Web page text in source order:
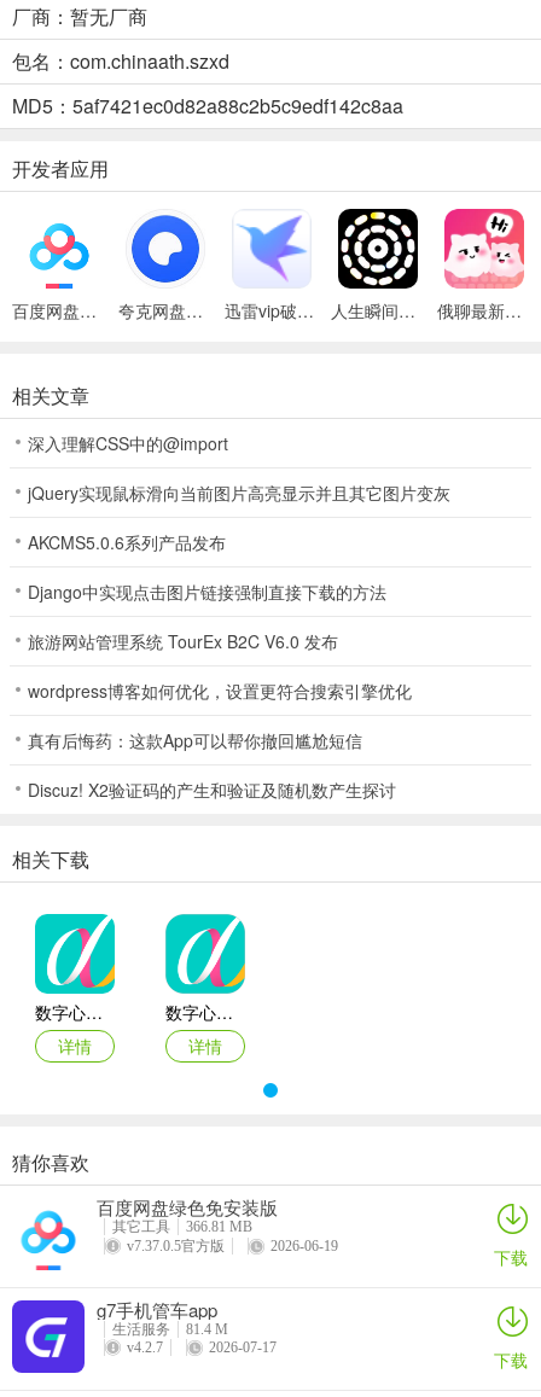
2. **运动轨迹明**：可记录日常运动轨迹，清晰了解每日运动范围，直
观呈现运动历程。
3. **训练计划优**：分享专业运动员训练心得，还能定制专属计划，助
4. **跑团社交好**：能加入跑团和俱乐部，结交更多跑友，一起约跑参
赛，增添运动乐趣。
1、能记录运动轨迹，跑步时自动留存路径，清晰展现每日运动范围，
己的跑步速度情况。
3、可缩放轨迹地图大小，借助缩放功能，快速查看运动轨迹详情，全
面掌握运动路径。
4、能通过起始工具切换查看起始地点信息，看轨迹时点击起始，即可
了解相应位置。
5、能在图表模式中查看统计数据内容，点击图表栏目，查看运动数据
统计趋势图。
厂商：暂无厂商
包名：com.chinaath.szxd
MD5：5af7421ec0d82a88c2b5c9edf142c8aa
开发者应用
百度网盘绿色免安装Pc电脑版 夸克网盘官方正式版 迅雷vip破解版永久会员2024版 人生瞬间最新手机版 俄聊最新手机版
相关文章
深入理解CSS中的@import
jQuery实现鼠标滑向当前图片高亮显示并且其它图片变灰
AKCMS5.0.6系列产品发布
Django中实现点击图片链接强制直接下载的方法
旅游网站管理系统 TourEx B2C V6.0 发布
wordpress博客如何优化，设置更符合搜索引擎优化
真有后悔药：这款App可以帮你撤回尴尬短信
Discuz! X2验证码的产生和验证及随机数产生探讨
相关下载
数字心动app
详情
数字心动app最新版本
详情
猜你喜欢
百度网盘绿色免安装版
其它工具
366.81 MB
v7.37.0.5官方版
2026-06-19 下载
g7手机管车app
生活服务
81.4 M
v4.2.7
2026-07-17 下载